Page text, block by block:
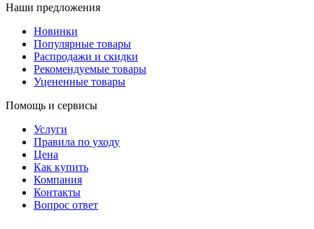
Наши предложения
Новинки
Популярные товары
Распродажи и скидки
Рекомендуемые товары
Уцененные товары
Помощь и сервисы
Услуги
Правила по уходу
Цена
Как купить
Компания
Контакты
Вопрос ответ